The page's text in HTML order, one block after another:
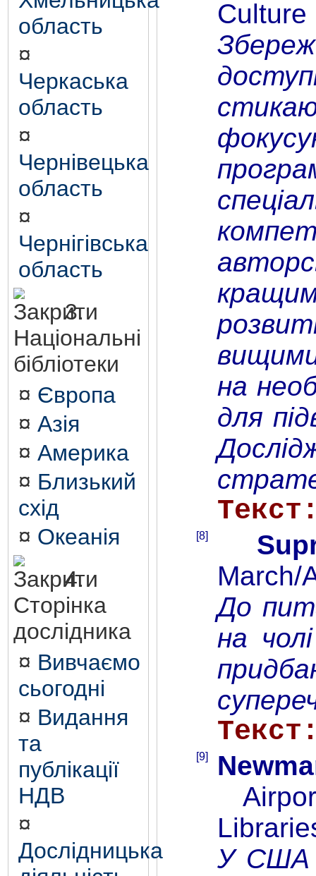
область
¤
Черкаська
область
¤
Чернівецька
область
¤
Чернігівська
область
3.
Національні
бібліотеки
¤ Європа
¤ Азія
¤ Америка
¤ Близький
схід
¤ Океанія
4.
Сторінка
дослідника
¤ Вивчаємо
сьогодні
¤ Видання
та
публікації
НДВ
¤
Дослідницька
на
для
[8]
До
на
[9]
У США